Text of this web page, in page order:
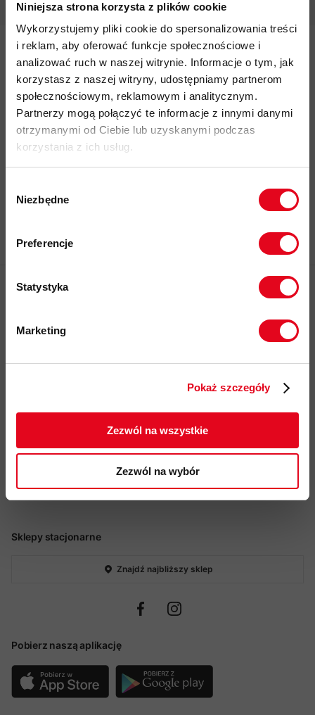
Niniejsza strona korzysta z plików cookie
Wykorzystujemy pliki cookie do spersonalizowania treści
i reklam, aby oferować funkcje społecznościowe i
analizować ruch w naszej witrynie. Informacje o tym, jak
korzystasz z naszej witryny, udostępniamy partnerom
społecznościowym, reklamowym i analitycznym.
Partnerzy mogą połączyć te informacje z innymi danymi
otrzymanymi od Ciebie lub uzyskanymi podczas
korzystania z ich usług.
zgody
Niezbędne
Preferencje
Statystyka
Marketing
Pokaż szczegóły
Zezwól na wszystkie
Zezwól na wybór
Zapisz się do Newslettera
Twój e-mail
Korzystając z formularza, zgadzasz się na
przechowywanie i przetwarzanie twoich danych przez prywatności
Sklepy stacjonarne
Znajdź najbliższy sklep
Pobierz naszą aplikację
Pytania i odpowiedzi
Zwroty, wymiany i reklamacje
Polityka prywatności
Kody rabatowe i promocje
Kariera
Zakupy hurtowe
"Bez śladu" Black Yak 2026
Regulamin
zgodnie z Polityką prywatności.